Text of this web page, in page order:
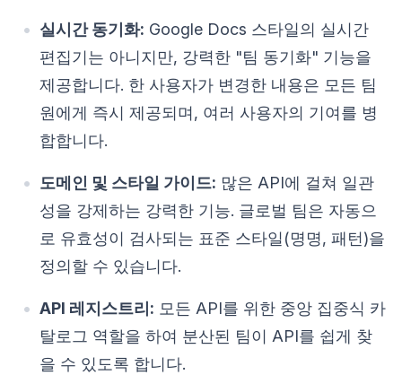
실시간 동기화: Google Docs 스타일의 실시간
편집기는 아니지만, 강력한 "팀 동기화" 기능을
제공합니다. 한 사용자가 변경한 내용은 모든 팀
원에게 즉시 제공되며, 여러 사용자의 기여를 병
합합니다.
도메인 및 스타일 가이드: 많은 API에 걸쳐 일관
성을 강제하는 강력한 기능. 글로벌 팀은 자동으
로 유효성이 검사되는 표준 스타일(명명, 패턴)을
정의할 수 있습니다.
API 레지스트리: 모든 API를 위한 중앙 집중식 카
탈로그 역할을 하여 분산된 팀이 API를 쉽게 찾
을 수 있도록 합니다.